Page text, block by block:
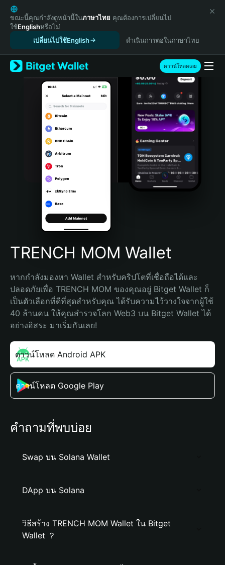
English
日本語
Tiếng Việt
Español (Latinoamérica)
Türkçe
Italiano
Português (Portugal)
Bahasa Indonesia
Português (Brasil)
Español (Argentina)
ขณะนี้คุณกำลังดูหน้านี้ในภาษาไทย คุณต้องการเปลี่ยนไป
ใช้Englishหรือไม่
เปลี่ยนไปใช้English
ดำเนินการต่อในภาษาไทย
ดาวน์โหลดเลย
TRENCH MOM Wallet
หากกำลังมองหา Wallet สำหรับคริปโตที่เชื่อถือได้และ
ปลอดภัยเพื่อ TRENCH MOM ของคุณอยู่ Bitget Wallet ก็
เป็นตัวเลือกที่ดีที่สุดสำหรับคุณ ได้รับความไว้วางใจจากผู้ใช้
40 ล้านคน ให้คุณสำรวจโลก Web3 บน Bitget Wallet ได้
อย่างอิสระ มาเริ่มกันเลย!
ดาวน์โหลด Android APK
ดาวน์โหลด Google Play
คำถามที่พบบ่อย
Swap บน Solana Wallet
DApp บน Solana
วิธีสร้าง TRENCH MOM Wallet ใน Bitget
Wallet ？